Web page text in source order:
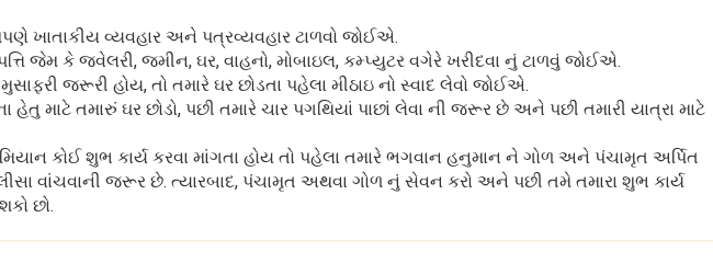
ખાતાકીય વ્યવહાર અને પત્રવ્યવહાર ટાળવો જોઈએ.
જેમ કે જ્વેલરી, જમીન, ઘર, વાહનો, મોબાઇલ, કમ્પ્યુટર વગેરે ખરીદવા નું ટાળવું જોઈએ.
જરૂરી હોય, તો તમારે ઘર છોડતા પહેલા મીઠાઇ નો સ્વાદ લેવો જોઈએ.
હેતુ માટે તમારું ઘર છોડો, પછી તમારે ચાર પગથિયાં પાછાં લેવા ની જરૂર છે અને પછી તમારી યાત્રા માટે
કોઈ શુભ કાર્ય કરવા માંગતા હોય તો પહેલા તમારે ભગવાન હનુમાન ને ગોળ અને પંચામૃત અર્પિત
વાંચવાની જરૂર છે. ત્યારબાદ, પંચામૃત અથવા ગોળ નું સેવન કરો અને પછી તમે તમારા શુભ કાર્ય
છો.